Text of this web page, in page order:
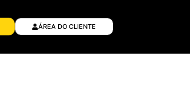
ÁREA DO CLIENTE